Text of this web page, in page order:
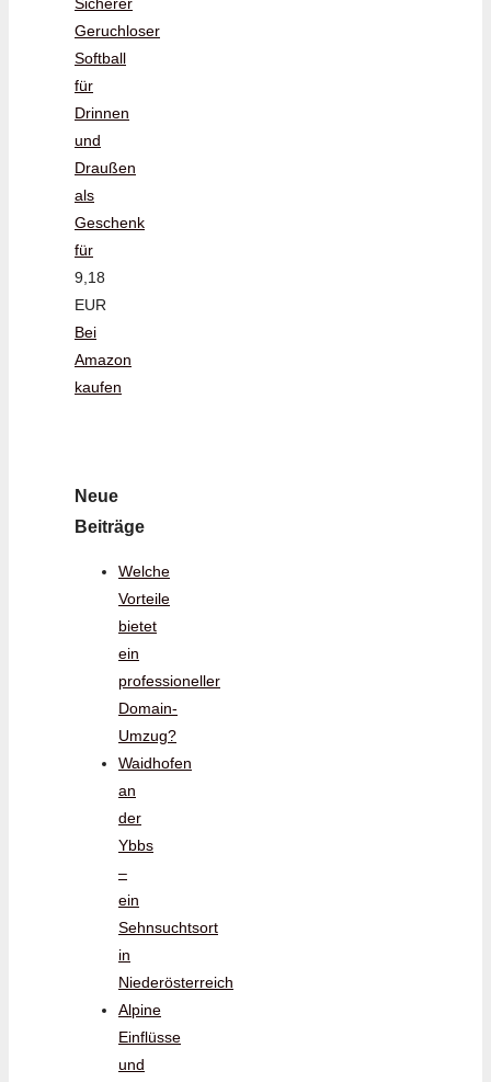
Geruchloser
Softball
für
Drinnen
und
Draußen
als
Geschenk
für
9,18
EUR
Bei
Amazon
kaufen
Neue
Beiträge
Welche
Vorteile
bietet
ein
professioneller
Domain-
Umzug?
Waidhofen
an
der
Ybbs
–
ein
Sehnsuchtsort
in
Niederösterreich
Alpine
Einflüsse
und